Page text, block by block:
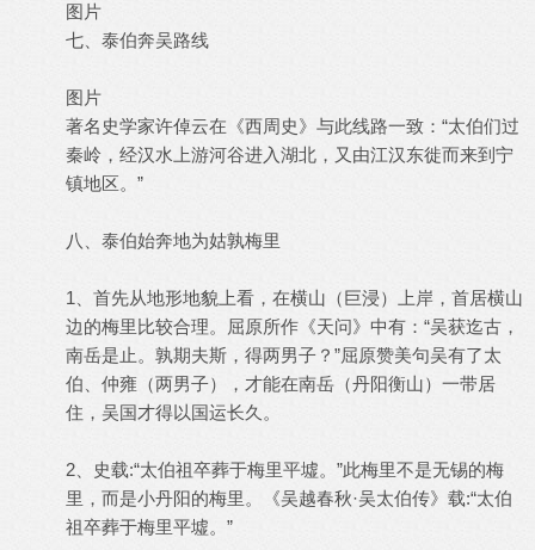
图片
七、泰伯奔吴路线
图片
著名史学家许倬云在《西周史》与此线路一致：“太伯们过
秦岭，经汉水上游河谷进入湖北，又由江汉东徙而来到宁
镇地区。”
八、泰伯始奔地为姑孰梅里
1、首先从地形地貌上看，在横山（巨浸）上岸，首居横山
边的梅里比较合理。屈原所作《天问》中有：“吴获迄古，
南岳是止。孰期夫斯，得两男子？”屈原赞美句吴有了太
伯、仲雍（两男子），才能在南岳（丹阳衡山）一带居
住，吴国才得以国运长久。
2、史载:“太伯祖卒葬于梅里平墟。”此梅里不是无锡的梅
里，而是小丹阳的梅里。《吴越春秋·吴太伯传》载:“太伯
祖卒葬于梅里平墟。”